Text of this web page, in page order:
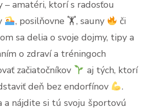
– amatéri, ktorí s radosťou
, posilňovne 🏋, sauny
či
sa delia o svoje dojmy, tipy a
o zdraví a tréningoch
začiatočníkov
aj tých, ktorí
deň bez endorfínov
.
a nájdite si tú svoju športovú